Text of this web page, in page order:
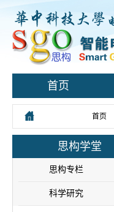
首页
首页
思构学堂
思构专栏
科学研究